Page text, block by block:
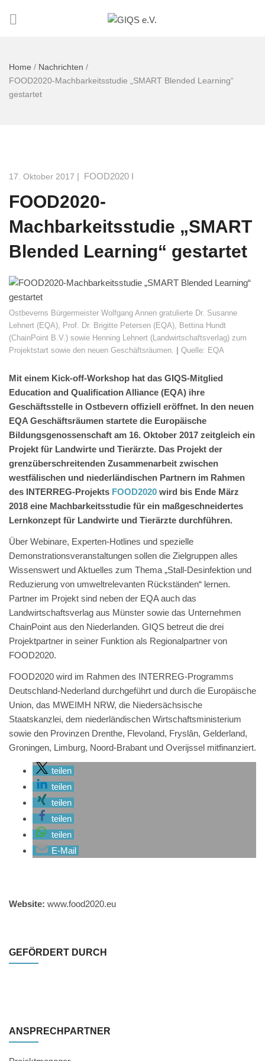
Home / Nachrichten /
FOOD2020-Machbarkeitsstudie „SMART Blended Learning“
gestartet
17. Oktober 2017 | FOOD2020 I
FOOD2020-
Machbarkeitsstudie „SMART
Blended Learning“ gestartet
Ostbeverns Bürgermeister Wolfgang Annen gratulierte Dr. Susanne
Lehnert (EQA), Prof. Dr. Brigitte Petersen (EQA), Bettina Hundt
(ChainPoint B.V.) sowie Henning Lehnert (Landwirtschaftsverlag) zum
Projektstart sowie den neuen Geschäftsräumen.
Quelle: EQA
Mit einem Kick-off-Workshop hat das GIQS-Mitglied
Education and Qualification Alliance (EQA) ihre
Geschäftsstelle in Ostbevern offiziell eröffnet. In den neuen
EQA Geschäftsräumen startete die Europäische
Bildungsgenossenschaft am 16. Oktober 2017 zeitgleich ein
Projekt für Landwirte und Tierärzte. Das Projekt der
grenzüberschreitenden Zusammenarbeit zwischen
westfälischen und niederländischen Partnern im Rahmen
des INTERREG-Projekts FOOD2020 wird bis Ende März
2018 eine Machbarkeitsstudie für ein maßgeschneidertes
Lernkonzept für Landwirte und Tierärzte durchführen.
Über Webinare, Experten-Hotlines und spezielle
Demonstrationsveranstaltungen sollen die Zielgruppen alles
Wissenswert und Aktuelles zum Thema „Stall-Desinfektion und
Reduzierung von umweltrelevanten Rückständen“ lernen.
Partner im Projekt sind neben der EQA auch das
Landwirtschaftsverlag aus Münster sowie das Unternehmen
ChainPoint aus den Niederlanden. GIQS betreut die drei
Projektpartner in seiner Funktion als Regionalpartner von
FOOD2020.
FOOD2020 wird im Rahmen des INTERREG-Programms
Deutschland-Nederland durchgeführt und durch die Europäische
Union, das MWEIMH NRW, die Niedersächsische
Staatskanzlei, dem niederländischen Wirtschaftsministerium
sowie den Provinzen Drenthe, Flevoland, Fryslân, Gelderland,
Groningen, Limburg, Noord-Brabant und Overijssel mitfinanziert.
teilen
teilen
teilen
teilen
teilen
E-Mail
Website: www.food2020.eu
GEFÖRDERT DURCH
ANSPRECHPARTNER